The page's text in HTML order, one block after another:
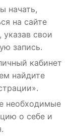
начать,
на сайте
свои
запись.
кабинет
найдите
необходимые
о себе и